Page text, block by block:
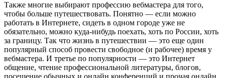
Также многие выбирают профессию вебмастера для того,
чтобы больше путешествовать. Понятно — если можно
работать в Интернете, сидеть в одном городе уже не
обязательно, можно куда-нибудь поехать, хоть по России, хоть
за границу. Так что жизнь в путешествии — это еще один
популярный способ провести свободное (и рабочее) время у
вебмастера. И третье по популярности — это Интернет
общение, чтение профессиональной литературы, блогов,